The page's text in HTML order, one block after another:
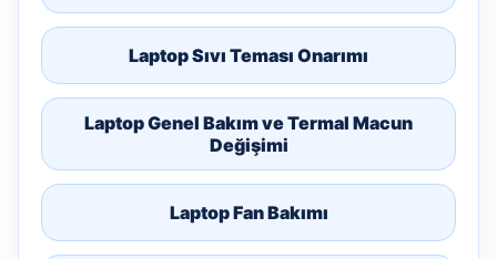
Laptop Sıvı Teması Onarımı
Laptop Genel Bakım ve Termal Macun
Değişimi
Laptop Fan Bakımı